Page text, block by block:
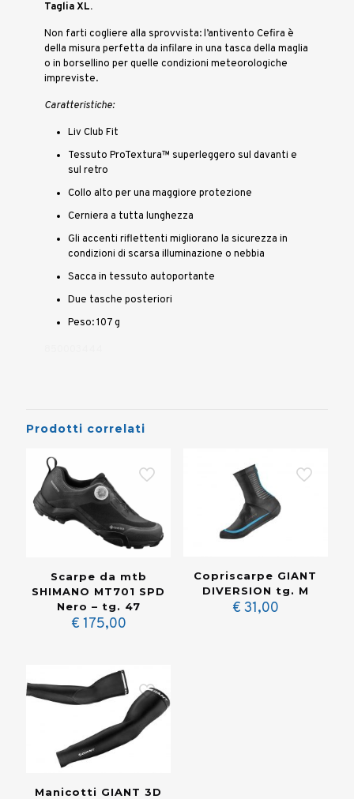
Taglia XL.
Non farti cogliere alla sprovvista: l’antivento Cefira è
della misura perfetta da infilare in una tasca della maglia
o in borsellino per quelle condizioni meteorologiche
impreviste.
Caratteristiche:
Liv Club Fit
Tessuto ProTextura™ superleggero sul davanti e
sul retro
Collo alto per una maggiore protezione
Cerniera a tutta lunghezza
Gli accenti riflettenti migliorano la sicurezza in
condizioni di scarsa illuminazione o nebbia
Sacca in tessuto autoportante
Due tasche posteriori
Peso: 107 g
Prodotti correlati
Scarpe da mtb
SHIMANO MT701 SPD
Nero – tg. 47
€ 175,00
Copriscarpe GIANT
DIVERSION tg. M
€ 31,00
Manicotti GIANT 3D